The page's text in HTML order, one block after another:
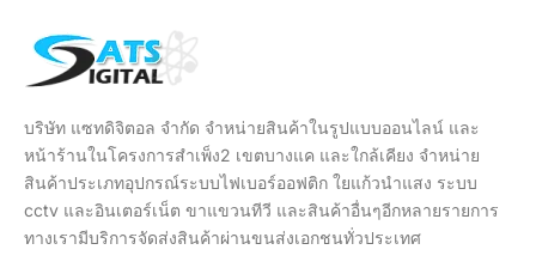
บริษัท แซทดิจิตอล จำกัด จำหน่ายสินค้าในรูปแบบออนไลน์ และ
หน้าร้านในโครงการสำเพ็ง2 เขตบางแค และใกล้เคียง จำหน่าย
สินค้าประเภทอุปกรณ์ระบบไฟเบอร์ออฟติก ใยแก้วนำแสง ระบบ
cctv และอินเตอร์เน็ต ขาแขวนทีวี และสินค้าอื่นๆอีกหลายรายการ
ทางเรามีบริการจัดส่งสินค้าผ่านขนส่งเอกชนทั่วประเทศ